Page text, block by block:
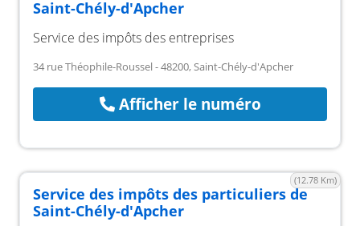
Saint-Chély-d'Apcher
Service des impôts des entreprises
34 rue Théophile-Roussel - 48200, Saint-Chély-d'Apcher
Afficher le numéro
(12.78 Km)
Service des impôts des particuliers de
Saint-Chély-d'Apcher